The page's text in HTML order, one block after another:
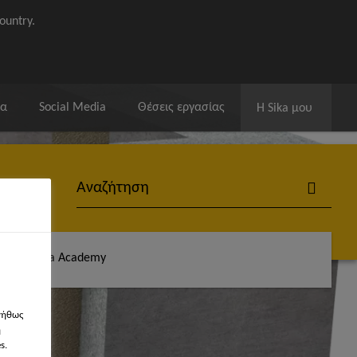
Social Media Θέσεις εργασίας Η Sika μου
Sika Academy